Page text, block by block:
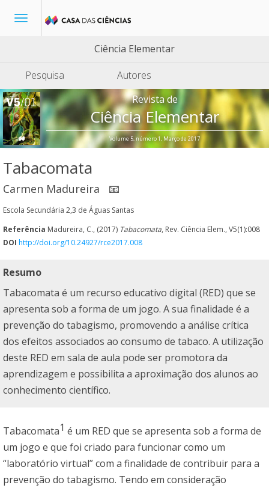
Toggle
Ciência Elementar
Pesquisa
Autores
Revista de
Ciência Elementar
Volume 5, número 1, Março de 2017
Tabacomata
Carmen Madureira 📧
Escola Secundária 2,3 de Águas Santas
Referência Madureira, C., (2017) Tabacomata, Rev. Ciência Elem., V5(1):008
DOI http://doi.org/10.24927/rce2017.008
Resumo
Tabacomata é um recurso educativo digital (RED) que se
apresenta sob a forma de um jogo. A sua finalidade é a
prevenção do tabagismo, promovendo a análise crítica
dos efeitos associados ao consumo de tabaco. A utilização
deste RED em sala de aula pode ser promotora da
aprendizagem e possibilita a aproximação dos alunos ao
conhecimento científico.
Tabacomata1 é um RED que se apresenta sob a forma de
um jogo e que foi criado para funcionar como um
“laboratório virtual” com a finalidade de contribuir para a
prevenção do tabagismo. Tendo em consideração